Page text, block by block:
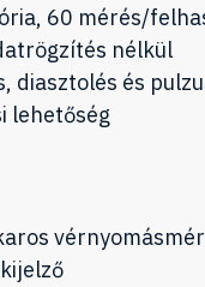
60 mérés/
nélkül
diasztolés és
lehetőség